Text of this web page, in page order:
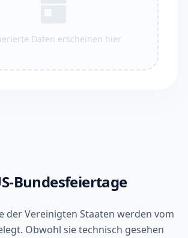
Daten erscheinen hier
Bundesfeiertage
der Vereinigten Staaten werden vom
Obwohl sie technisch gesehen